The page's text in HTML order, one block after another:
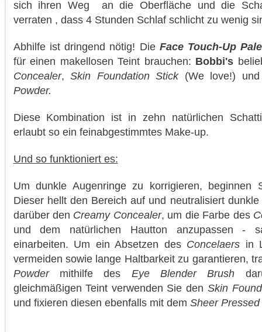
sich ihren Weg an die Oberfläche und die
verraten , dass 4 Stunden Schlaf schlicht zu wenig
Abhilfe ist dringend nötig! Die Face Touch-Up
für einen makellosen Teint brauchen: Bobbi's
Concealer,Skin Foundation Stick(We love!)
Powder.
Diese Kombination ist in zehn natürlichen
erlaubt so ein feinabgestimmtes Make-up.
Und so funktioniert es:
Um dunkle Augenringe zu korrigieren,
Dieser hellt den Bereich auf und neutralisiert
darüber den Creamy Concealer, um die Farbe des
und dem natürlichen Hautton anzupassen -
einarbeiten. Um ein Absetzen des Concelaers in
vermeiden sowie lange Haltbarkeit zu garantieren,
Powdermithilfe des Eye Blender Brush
gleichmäßigen Teint verwenden Sie den Skin
und fixieren diesen ebenfalls mit dem Sheer